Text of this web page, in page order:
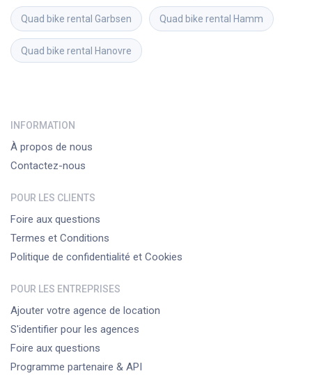
Quad bike rental Garbsen Quad bike rental Hamm
Quad bike rental Hanovre
INFORMATION
À propos de nous
Contactez-nous
POUR LES CLIENTS
Foire aux questions
Termes et Conditions
Politique de confidentialité et Cookies
POUR LES ENTREPRISES
Ajouter votre agence de location
S'identifier pour les agences
Foire aux questions
Programme partenaire & API